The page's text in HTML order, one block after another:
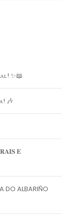
✨📖
🎶
𝐄
DO ALBARIÑO